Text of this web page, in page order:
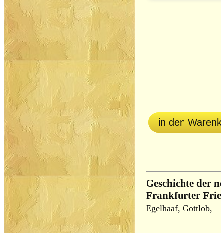
in den
Geschichte der
Frankfurter
Egelhaaf, Gottlob,